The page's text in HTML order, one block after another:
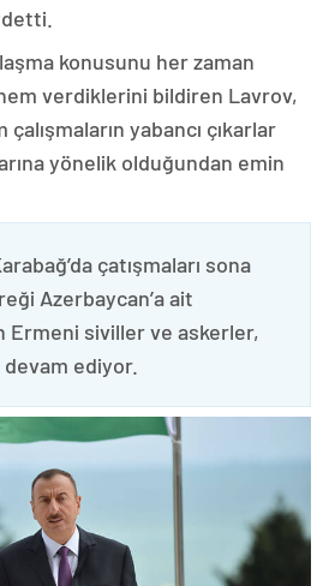
konusunu her zaman
verdiklerini bildiren Lavrov,
yabancı çıkarlar
yönelik olduğundan emin
çatışmaları sona
Azerbaycan’a ait
Ermeni siviller ve askerler,
ediyor.